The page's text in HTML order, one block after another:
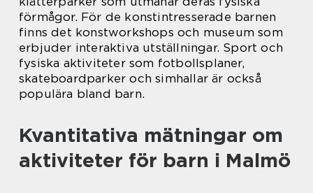
förmågor. För de konstintresserade barnen
finns det konstworkshops och museum som
erbjuder interaktiva utställningar. Sport och
fysiska aktiviteter som fotbollsplaner,
skateboardparker och simhallar är också
populära bland barn.
Kvantitativa mätningar om
aktiviteter för barn i Malmö